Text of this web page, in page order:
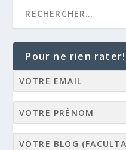
Pour ne rien rater!